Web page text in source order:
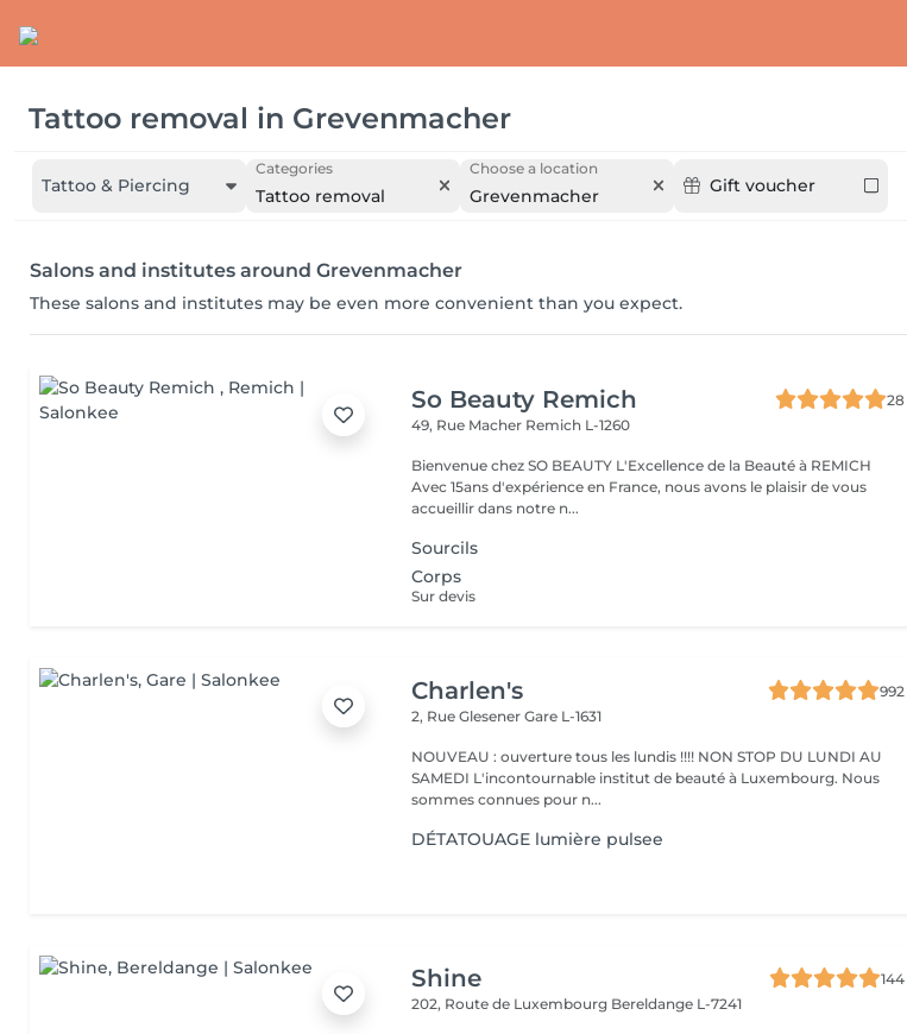
Tattoo removal in Grevenmacher
Tattoo & Piercing
Categories
Tattoo removal
Choose a location
Grevenmacher Gift voucher
Salons and institutes around Grevenmacher
These salons and institutes may be even more convenient than you expect.
So Beauty Remich
28
49, Rue Macher Remich L-1260
Bienvenue chez SO BEAUTY L'Excellence de la Beauté à REMICH
Avec 15ans d'expérience en France, nous avons le plaisir de vous
accueillir dans notre n...
Sourcils
Corps
Sur devis
Charlen's
992
2, Rue GlesenerGare L-1631
NOUVEAU : ouverture tous les lundis !!!! NON STOP DU LUNDI AU
SAMEDI L'incontournable institut de beauté à Luxembourg. Nous
sommes connues pour n...
DÉTATOUAGE lumière pulsee
Shine
144
202, Route de Luxembourg Bereldange L-7241